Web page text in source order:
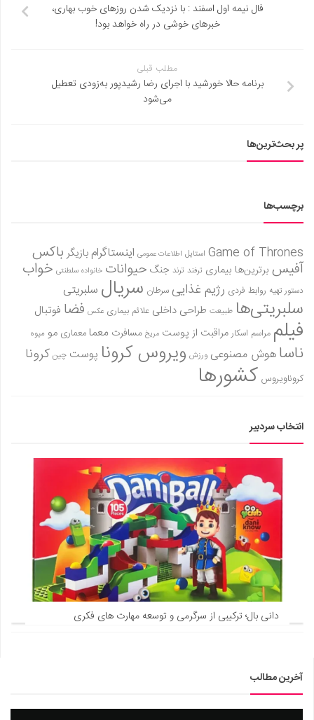
نیمه اول اسفند : با نزدیک شدن روزهای خوب بهاری،
خبرهای خوشی در راه خواهد بود!
حالا خورشید با اجرای رضا رشیدپور به‌زودی تعطیل
Game استایل اطلاعات عمومی اینستاگرامبازیگرباکس
بیماری ترفند ترند جنگ حیوانات خانواده سلطنتی خواب
فردی رژیم غذایی سرطان سریالسلبریتی
طبیعت طراحی داخلی علائم بیماری عکس فضافوتبال
اسکارمراقبت از پوست مریخ مسافرتمعما معماریمو میوه
مصنوعی ورزش ویروس کروناپوست چین کرونا
کشورها
ترکیبی از سرگرمی و توسعه مهارت های فکری